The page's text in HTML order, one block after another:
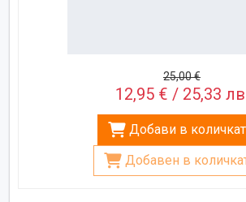
25,00 €
12,95 € / 25,33
Добави в
Добавен в